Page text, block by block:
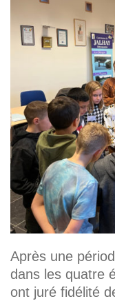
Après une
dans les quatre
ont juré fidélité